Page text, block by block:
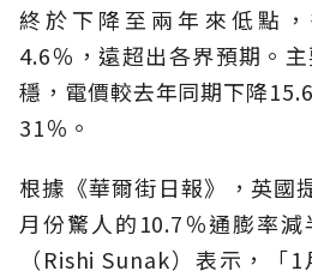
終於下降至兩年來低點
4.6％，遠超出各界預期。
穩，電價較去年同期下降
31％。
根據《華爾街日報》，英國
月份驚人的10.7％通膨率
（Rishi Sunak）表示，「